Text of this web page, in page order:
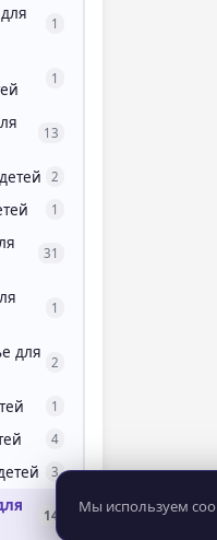
1
1
13
2
1
31
1
для
2
1
4
3
14 Мы используем